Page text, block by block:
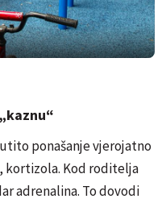
ponašanje vjerojatno
kortizola. Kod roditelja
adrenalina. To dovodi